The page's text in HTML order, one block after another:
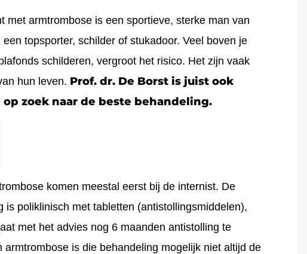
met armtrombose is een sportieve, sterke man van
topsporter, schilder of stukadoor. Veel boven je
schilderen, vergroot het risico. Het zijn vaak
hun leven. Prof. dr. De Borst is juist ook
zoek naar de beste behandeling.
komen meestal eerst bij de internist. De
is poliklinisch met tabletten (antistollingsmiddelen),
met het advies nog 6 maanden antistolling te
armtrombose is die behandeling mogelijk niet altijd de